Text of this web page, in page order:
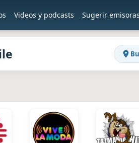
Videos y podcasts Sugerir emisoras
Chileen Raddios